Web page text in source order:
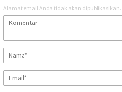
Alamat email Anda tidak akan dipublikasikan.